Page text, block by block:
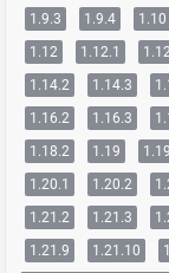
1.9.3
1.9.4 1.10
1.12
1.12.1
1.14.2
1.14.3
1.16.2
1.16.3
1.18.2
1.19
1.20.1
1.20.2
1.21.2
1.21.3
1.21.9
1.21.10